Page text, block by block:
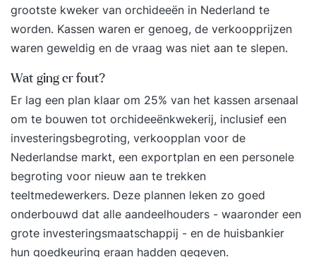
grootste kweker van orchideeën in Nederland te
worden. Kassen waren er genoeg, de verkoopprijzen
waren geweldig en de vraag was niet aan te slepen.
Wat ging er fout?
Er lag een plan klaar om 25% van het kassen arsenaal
om te bouwen tot orchideeënkwekerij, inclusief een
investeringsbegroting, verkoopplan voor de
Nederlandse markt, een exportplan en een personele
begroting voor nieuw aan te trekken
teeltmedewerkers. Deze plannen leken zo goed
onderbouwd dat alle aandeelhouders - waaronder een
grote investeringsmaatschappij - en de huisbankier
hun goedkeuring eraan hadden gegeven.